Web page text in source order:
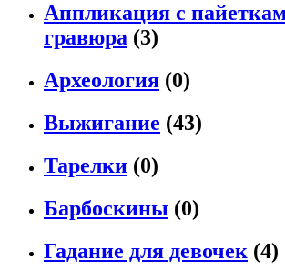
Аппликация с
гравюра (3)
Археология (0)
Выжигание (43)
Тарелки (0)
Барбоскины (0)
Гадание для девочек (4)